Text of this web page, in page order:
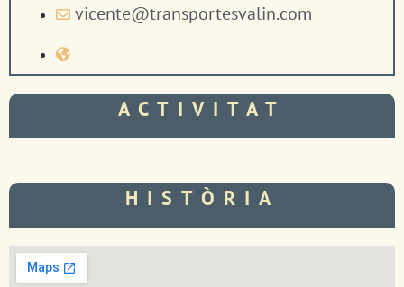
vicente@transportesvalin.com
ACTIVITAT
HISTÒRIA